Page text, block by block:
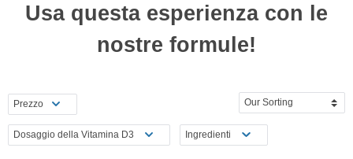
Usa questa esperienza con le
nostre formule!
Prezzo
Dosaggio della Vitamina D3 Ingredienti